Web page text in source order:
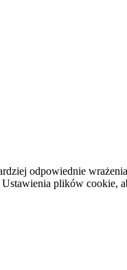
odpowiednie
plików cookie,